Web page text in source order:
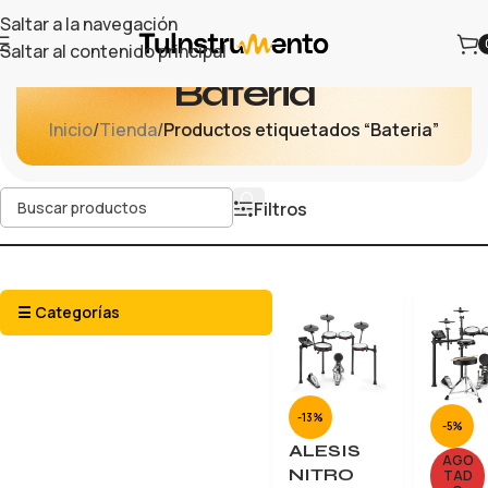
Saltar a la navegación
Saltar al contenido principal
Bateria
Inicio/Tienda/Productos etiquetados “Bateria”
Filtros
☰ Categorías
-13%
ALESIS
NITRO
-5%
AGO
TAD